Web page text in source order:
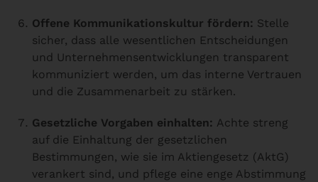
Offene Kommunikationskultur fördern: Stelle
sicher, dass alle wesentlichen Entscheidungen
und Unternehmensentwicklungen transparent
kommuniziert werden, um das interne Vertrauen
und die Zusammenarbeit zu stärken.
Gesetzliche Vorgaben einhalten: Achte streng
auf die Einhaltung der gesetzlichen
Bestimmungen, wie sie im Aktiengesetz (AktG)
verankert sind, und pflege eine enge Abstimmung